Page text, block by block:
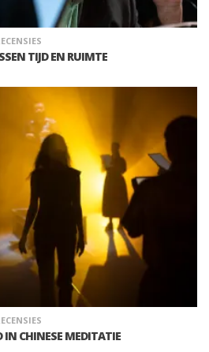
TIJD EN RUIMTE
IN CHINESE MEDITATIE